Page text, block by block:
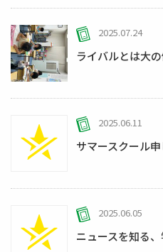
ライバルとは大
2025.07.24
サマースクール
2025.06.11
ニュースを知る
2025.06.05